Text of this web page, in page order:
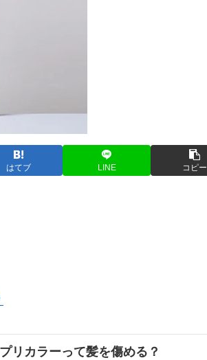
はてブ LINE コピー
リカラーって髪を傷める？